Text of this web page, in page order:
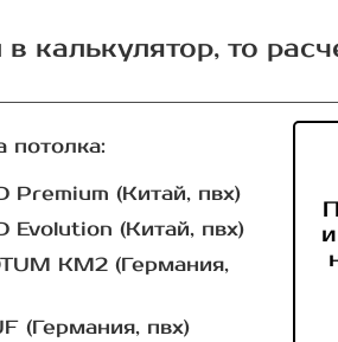
калькулятор, то
потолка:
Premium (Китай, пвх)
Evolution (Китай, пвх)
КМ2 (Германия,
(Германия, пвх)